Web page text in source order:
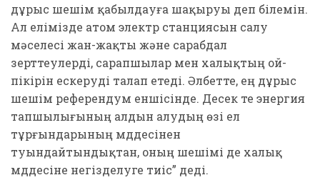
дұрыс шешім қабылдауға шақыруы деп білемін.
Ал елімізде атом электр станциясын салу
мәселесі жан-жақты және сарабдал
зерттеулерді, сарапшылар мен халықтың ой-
пікірін ескеруді талап етеді. Әлбетте, ең дұрыс
шешім референдум еншісінде. Десек те энергия
тапшылығының алдын алудың өзі ел
тұрғындарының мүддесінен
туындайтындықтан, оның шешімі де халық
мүддесіне негізделуге тиіс” деді.